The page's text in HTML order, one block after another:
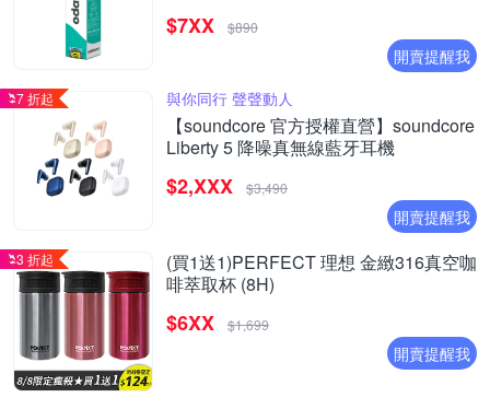
$7XX $890
開賣提醒我
7 折起 與你同行 聲聲動人
【soundcore 官方授權直營】soundcore
Liberty 5 降噪真無線藍牙耳機
$2,XXX $3,490
開賣提醒我
3 折起
(買1送1)PERFECT 理想 金緻316真空咖
啡萃取杯 (8H)
$6XX $1,699
開賣提醒我